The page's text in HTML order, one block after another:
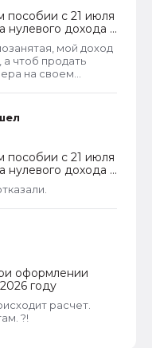
пособии с 21 июля
нулевого дохода и
по месту
мой доход
а чтоб продать
на своем
пособии с 21 июля
нулевого дохода и
по месту
оформлении
году
расчет.
?!